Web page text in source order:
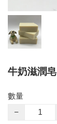
牛奶滋潤皂
數量
−